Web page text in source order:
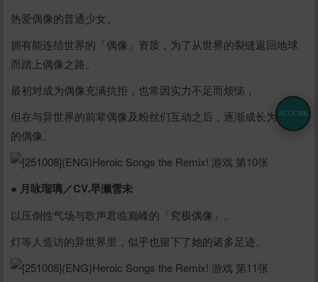
热爱偶像的普通少女。
拥有能连结世界的「偶像」资质，为了从世界的裂缝返回地球
而踏上偶像之路。
最初对成为偶像充满抗拒，也常因实力不足而烦恼，
但在与异世界的前辈偶像及粉丝们互动之后，逐渐成长为真正
的偶像。
● 月咏瑠璃／CV.早濑雪未
以压倒性气场与歌声君临巅峰的「究极偶像」。
灯等人造访的异世界里，似乎也留下了她的诸多足迹。
ACGCBK